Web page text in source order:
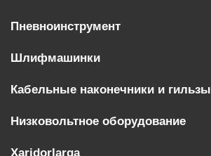
Пневноинструмент
Шлифмашинки
Кабельные наконечники и гильзы
Низковольтное оборудование
Xaridorlarga